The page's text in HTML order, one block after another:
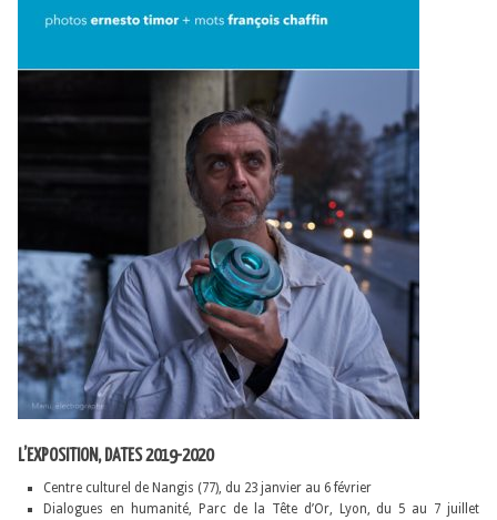
L’EXPOSITION, DATES 2019-2020
Centre culturel de Nangis (77), du 23 janvier au 6 février
Dialogues en humanité, Parc de la Tête d’Or, Lyon, du 5 au 7 juillet